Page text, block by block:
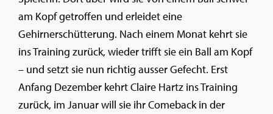
am Kopf getroffen und erleidet eine
Gehirnerschütterung. Nach einem Monat kehrt sie
ins Training zurück, wieder trifft sie ein Ball am Kopf
– und setzt sie nun richtig ausser Gefecht. Erst
Anfang Dezember kehrt Claire Hartz ins Training
zurück, im Januar will sie ihr Comeback in der